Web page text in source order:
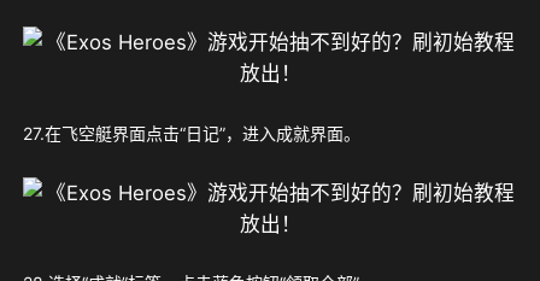
27.在飞空艇界面点击“日记”，进入成就界面。